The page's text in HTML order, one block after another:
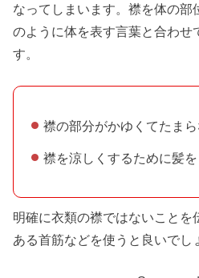
なってしまいます。襟を体の部
のように体を表す言葉と合わせ
す。
襟の部分がかゆくてたまら
襟を涼しくするために髪
明確に衣類の襟ではないことを
ある首筋などを使うと良いでし